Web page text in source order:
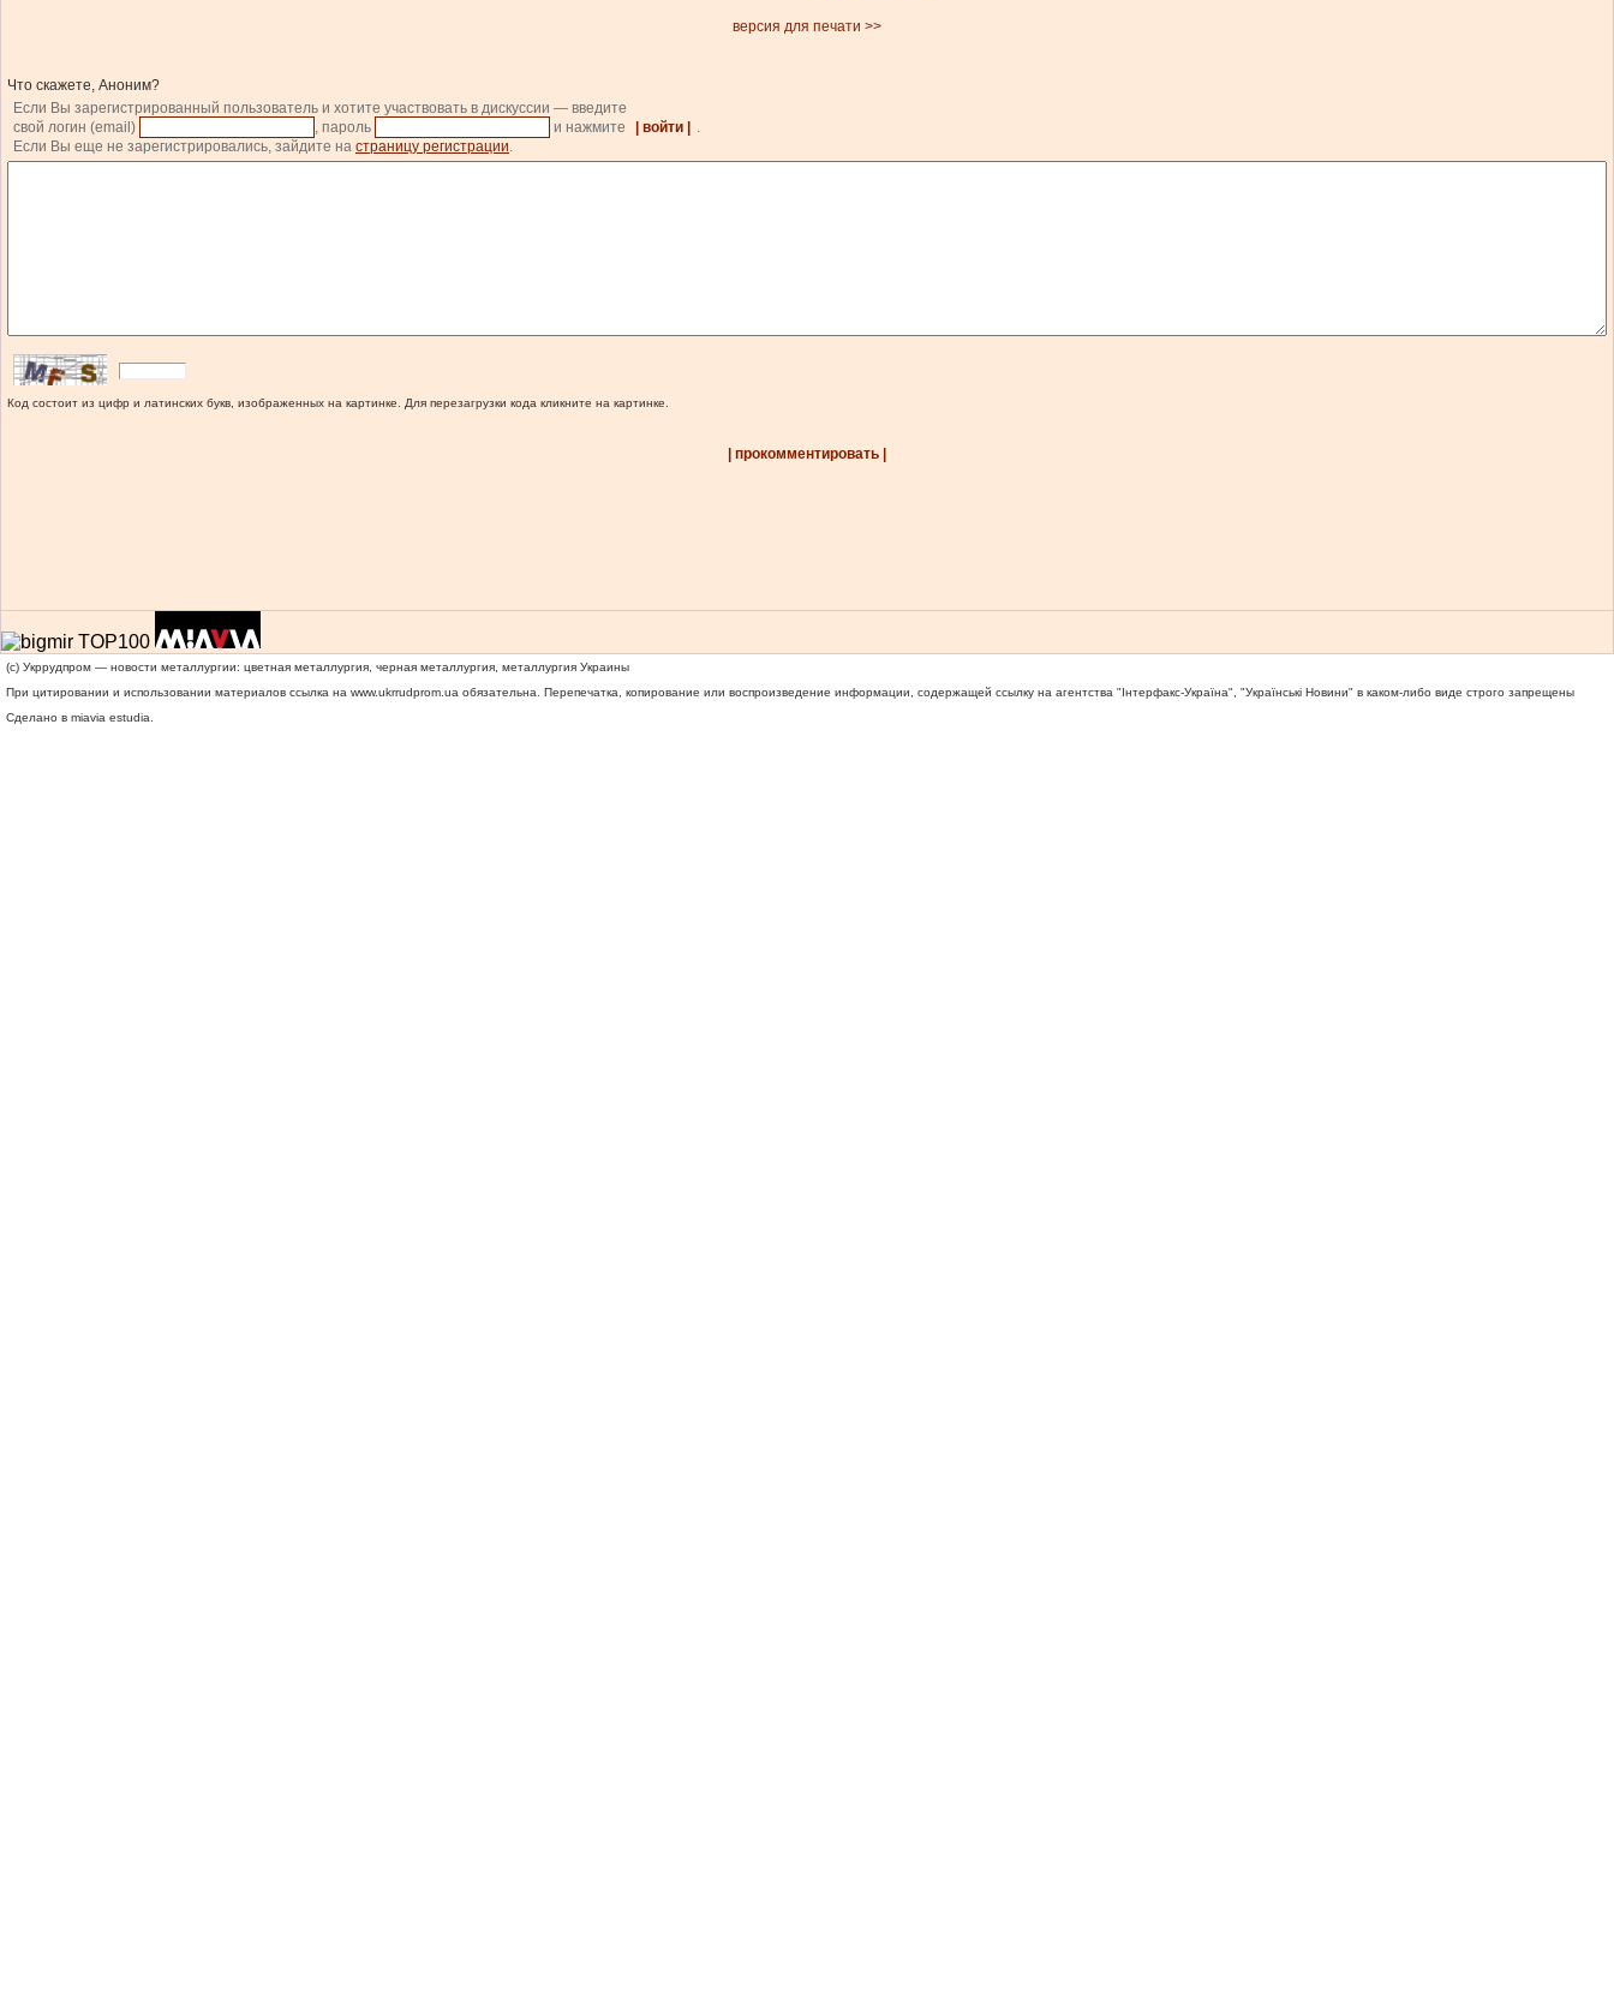
версия для печати >>
Что скажете, Аноним?
Если Вы зарегистрированный пользователь и хотите участвовать в дискуссии — введите
свой логин (email)
, пароль и нажмите | войти |
.
Если Вы еще не зарегистрировались, зайдите на страницу регистрации.
Код состоит из цифр и латинских букв, изображенных на картинке. Для перезагрузки кода кликните на картинке.
| прокомментировать |
(c) Укррудпром — новости металлургии: цветная металлургия, черная металлургия, металлургия Украины
При цитировании и использовании материалов ссылка на www.ukrrudprom.ua обязательна. Перепечатка, копирование или воспроизведение информации, содержащей ссылку на агентства "Iнтерфакс-Україна", "Українськi Новини" в каком-либо виде строго запрещены
Сделано в miavia estudia.